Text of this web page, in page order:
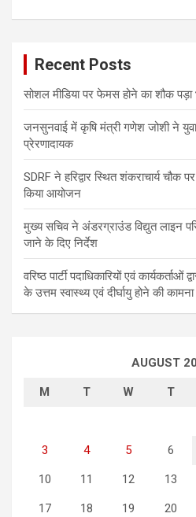
Recent Posts
सोशल मीडिया पर फेमस होने का शौक पड़ा
जनसुनवाई में कृषि मंत्री गणेश जोशी ने
प्रेरणादायक
SDRF ने हरिद्वार स्थित शंकराचार्य चौक
किया आयोजन
मुख्य सचिव ने अंडरग्राउंड विद्युत लाइन
जाने के दिए निर्देश
वरिष्ठ पार्टी पदाधिकारियों एवं
के उत्तम स्वास्थ्य एवं दीर्घायु होने की
AUGUST
M T W T
3 4 5 6
10 11 12 13
17 18 19 20